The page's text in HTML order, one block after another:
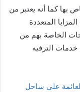
بها كما أنه يعتبر من
المتعددة
الخاصة بهم من
الترفيه
على ساحل